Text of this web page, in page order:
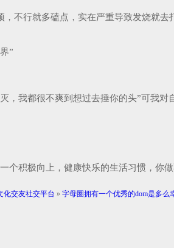
不行就多磕点，实在严重导致发烧就去
”
我都很不爽到想过去捶你的头”可我
积极向上，健康快乐的生活习惯，你
化交友社交平台 » 字母圈拥有一个优秀的dom是多么